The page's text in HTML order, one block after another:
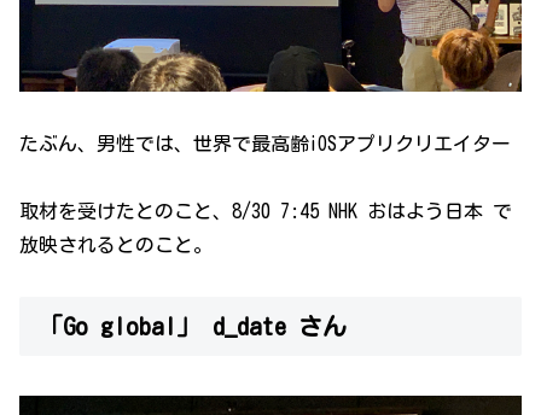
たぶん、男性では、世界で最高齢iOSアプリクリエイター
取材を受けたとのこと、8/30 7:45 NHK おはよう日本 で
放映されるとのこと。
「Go global」 d_date さん